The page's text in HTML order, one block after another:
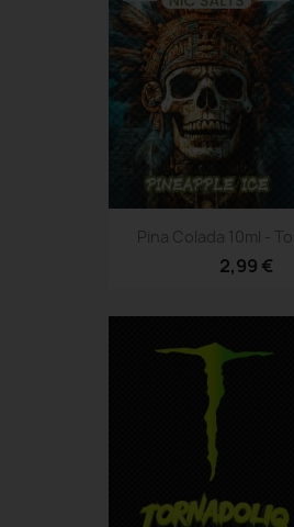
Pina Colada 10ml -
2,99 €